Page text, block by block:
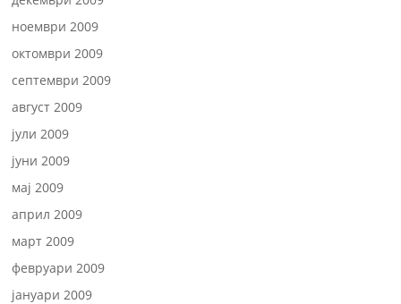
ноември 2009
октомври 2009
септември 2009
август 2009
јули 2009
јуни 2009
мај 2009
април 2009
март 2009
февруари 2009
јануари 2009